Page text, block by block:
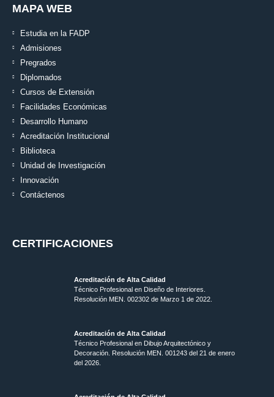
MAPA WEB
Estudia en la FADP
Admisiones
Pregrados
Diplomados
Cursos de Extensión
Facilidades Económicas
Desarrollo Humano
Acreditación Institucional
Biblioteca
Unidad de Investigación
Innovación
Contáctenos
CERTIFICACIONES
Acreditación de Alta Calidad
Técnico Profesional en Diseño de Interiores.
Resolución MEN. 002302 de Marzo 1 de 2022.
Acreditación de Alta Calidad
Técnico Profesional en Dibujo Arquitectónico y
Decoración. Resolución MEN. 001243 del 21 de enero
del 2026.